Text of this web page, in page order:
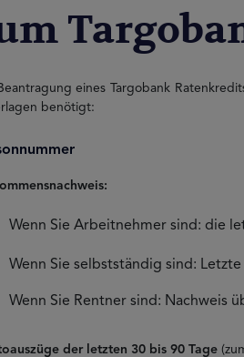
eines Targobank
benötigt:
Wenn Sie Arbeitnehmer sind: die
Wenn Sie selbstständig sind:
Wenn Sie Rentner sind: Nachweis
der letzten 30 bis 90 Tage